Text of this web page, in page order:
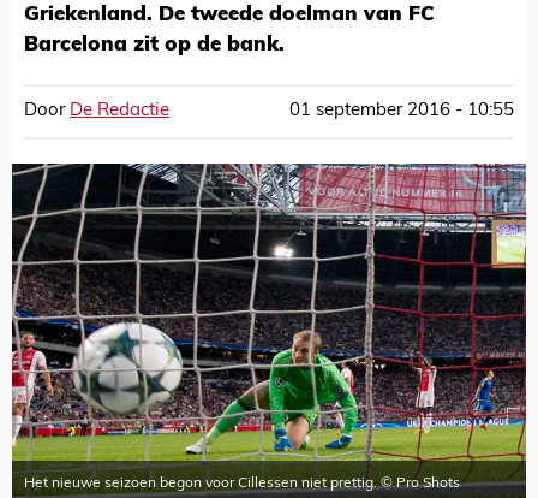
Griekenland. De tweede doelman van FC
Barcelona zit op de bank.
Door De Redactie 01 september 2016 - 10:55
Het nieuwe seizoen begon voor Cillessen niet prettig. © Pro Shots